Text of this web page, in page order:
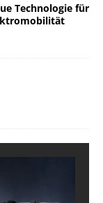
Technologie für